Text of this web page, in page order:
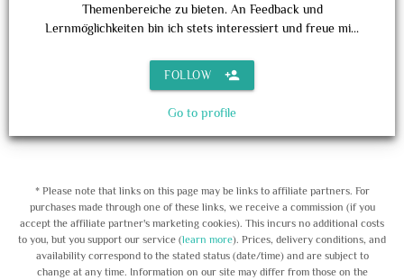
Themenbereiche zu bieten. An Feedback und
Lernmöglichkeiten bin ich stets interessiert und freue mi...
FOLLOW person_add
Go to profile
* Please note that links on this page may be links to affiliate partners. For
purchases made through one of these links, we receive a commission (if you
accept the affiliate partner's marketing cookies). This incurs no additional costs
to you, but you support our service (learn more). Prices, delivery conditions, and
availability correspond to the stated status (date/time) and are subject to
change at any time. Information on our site may differ from those on the